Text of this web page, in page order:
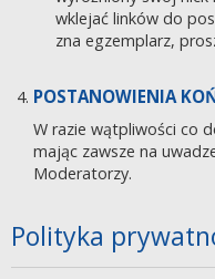
wklejać linków do
zna egzemplarz,
POSTANOWIENIA
W razie wątpliwości co
mając zawsze na
Moderatorzy.
Polityka